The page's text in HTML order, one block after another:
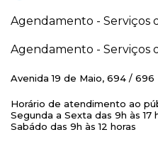
Agendamento - Serviços
Agendamento - Serviços
Avenida 19 de Maio, 694 / 696
Horário de atendimento ao
Segunda a Sexta das 9h às 17
Sabádo das 9h às 12 horas